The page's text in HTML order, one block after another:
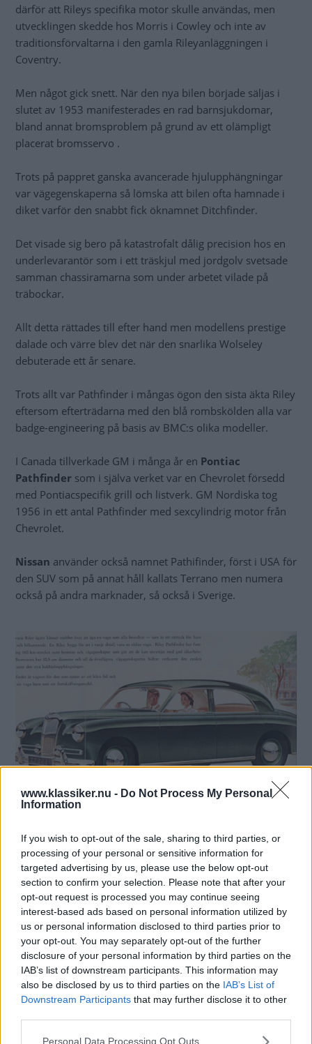
www.klassiker.nu - Do Not Process My Personal
Information
If you wish to opt-out of the sale, sharing to third parties, or
processing of your personal or sensitive information for
targeted advertising by us, please use the below opt-out
section to confirm your selection. Please note that after your
opt-out request is processed you may continue seeing
interest-based ads based on personal information utilized by
us or personal information disclosed to third parties prior to
your opt-out. You may separately opt-out of the further
disclosure of your personal information by third parties on the
IAB’s list of downstream participants. This information may
also be disclosed by us to third parties on the IAB’s List of
Downstream Participants that may further disclose it to other
Please note that this website/app uses one or more Google
Personal Data Processing Opt Outs
därför att Rileys specifika motor skulle användas, men
utvecklingen skedde hos Morris i Cowley och inte av
traditionsförvaltarna i den gamla Rileyanläggningen i
Coventry.
Men något gick snett. När den nya bilen började säljas i
slutet av 1953 manifesterades en rad barnsjukdomar,
bland annat bromsproblem på grund av ett olämpligt
placerat bromsservo .
Trots på pappret ganska avancerade hjulupphängningar
var vägegenskaperna så lömska att bilen ofta hamnade i
diket varför den snabbt fick öknamnet Ditchfinder.
Det visade sig bero på katastrofalt dålig precision hos en
underlevarantör som i ett träskjul med jordgolv svetsade
samman chassiramarna som under arbetet vilade på
träbockar.
Allt detta rättades till efter hand men modellens prestige
dalade och värre blev det när den snarlika Wolseley
debuterade ett år senare.
Trots allt var Pathfinder i mångas ögon den sista äkta Riley
eftersom efterträdarna med den blå rombskölden alla var
badge-engineering på basis av BMC:s olika modeller.
I Canada tillverkade GM i många år en Pontiac
Pathfinder som i själva verket var en Chevrolet försedd
med Pontiacspecifik grill och listverk. GM Nordiska tog
1956 in ett antal Pathfinder med sexcylindrig motor från
Chevrolet.
Nissan använder också namnet Pathifinder, först i USA för
den SUV som på annat håll kallats Terrano men numera
också på andra marknader, så också i Sverige.
Riley Pathfinder var en stor rambyggd bil, 465 cm lång och med en tomvikt på
nära 1,5 ton. Torsionsfjädring fram och, en nyhet, skruvfjädrar bak. Den stora
fyran på 2,5 liter utvecklade 102 hkr,